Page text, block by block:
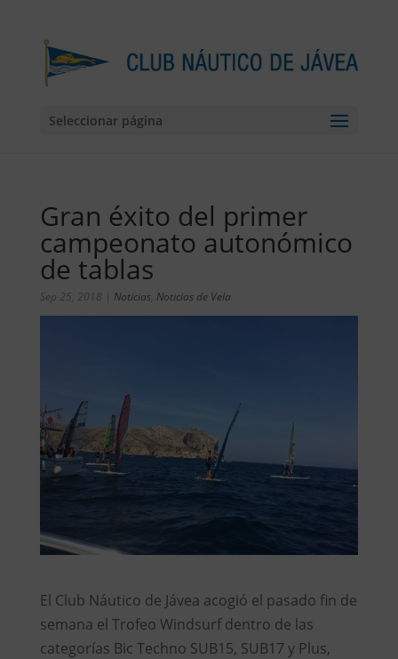
Seleccionar página
Gran éxito del primer
campeonato autonómico
de tablas
Sep 25, 2018 | Noticias, Noticias de Vela
El Club Náutico de Jávea acogió el pasado fin de
semana el Trofeo Windsurf dentro de las
categorías Bic Techno SUB15, SUB17 y Plus,